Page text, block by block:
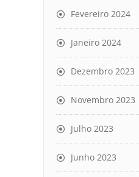
Fevereiro 2024
Janeiro 2024
Dezembro 2023
Novembro 2023
Julho 2023
Junho 2023